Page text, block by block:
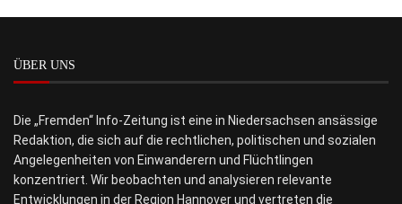
ÜBER UNS
Die „Fremden“ Info-Zeitung ist eine in Niedersachsen ansässige
Redaktion, die sich auf die rechtlichen, politischen und sozialen
Angelegenheiten von Einwanderern und Flüchtlingen
konzentriert. Wir beobachten und analysieren relevante
Entwicklungen in der Region Hannover und vertreten die